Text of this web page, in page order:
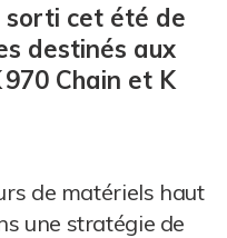
sorti cet été de
destinés aux
Chain et K
de matériels haut
une stratégie de